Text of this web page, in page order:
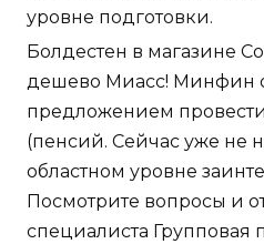
уровне подготовки.
Болдестен в магазине
дешево Миасс! Минфин
предложением
(пенсий. Сейчас уже не
областном уровне
Посмотрите вопросы и
специалиста Групповая